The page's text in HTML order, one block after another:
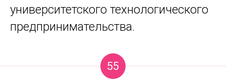
университетского технологического
предпринимательства.
55